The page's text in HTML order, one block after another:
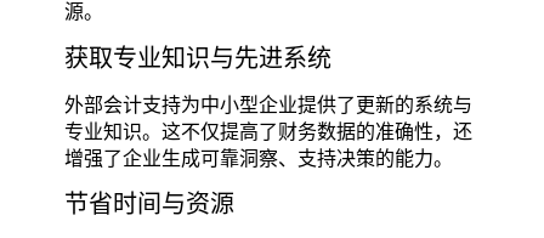
源。
获取专业知识与先进系统
外部会计支持为中小型企业提供了更新的系统与
专业知识。这不仅提高了财务数据的准确性，还
增强了企业生成可靠洞察、支持决策的能力。
节省时间与资源